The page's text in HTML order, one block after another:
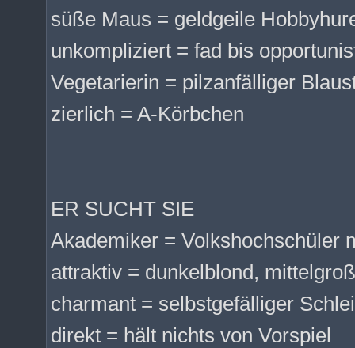
süße Maus = geldgeile
unkompliziert = fad bis
Vegetarierin = pilzanfälliger
zierlich = A-Körbchen
ER SUCHT SIE
Akademiker = Volkshochschüler
attraktiv = dunkelblond,
charmant = selbstgefälliger
direkt = hält nichts von Vorspiel